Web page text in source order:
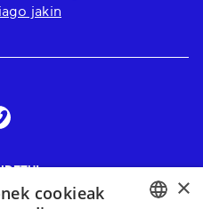
jakin
×
cookieak